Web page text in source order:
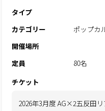
タイプ
カテゴリー
ポップカ
開催場所
定員
80名
チケット
2026年3月度 AG×2五反田リ